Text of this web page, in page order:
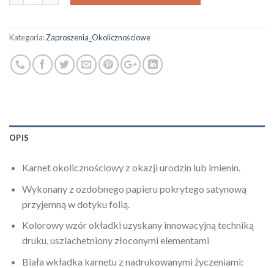
Kategoria:Zaproszenia_Okolicznościowe
OPIS
Karnet okolicznościowy z okazji urodzin lub imienin.
Wykonany z ozdobnego papieru pokrytego satynową
przyjemną w dotyku folią.
Kolorowy wzór okładki uzyskany innowacyjną techniką
druku, uszlachetniony złoconymi elementami
Biała wkładka karnetu z nadrukowanymi życzeniami: